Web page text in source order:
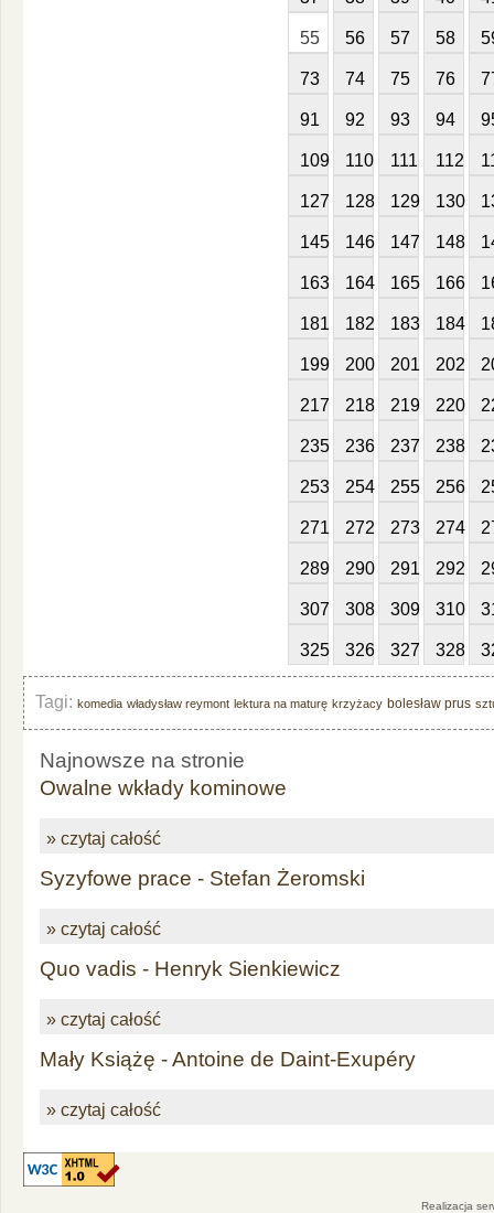
55 56 57 58
73 74 75 76
91 92 93 94
109 110 111 112
127 128 129 130
145 146 147 148
163 164 165 166
181 182 183 184
199 200 201 202
217 218 219 220
235 236 237 238
253 254 255 256
271 272 273 274
289 290 291 292
307 308 309 310
325 326 327 328
Tagi: komedia władysław reymont lektura na maturę krzyżacy bolesław prus
Najnowsze na stronie
Owalne wkłady kominowe
» czytaj całość
Syzyfowe prace - Stefan Żeromski
» czytaj całość
Quo vadis - Henryk Sienkiewicz
» czytaj całość
Mały Książę - Antoine de Daint-Exupéry
» czytaj całość
Realizacja